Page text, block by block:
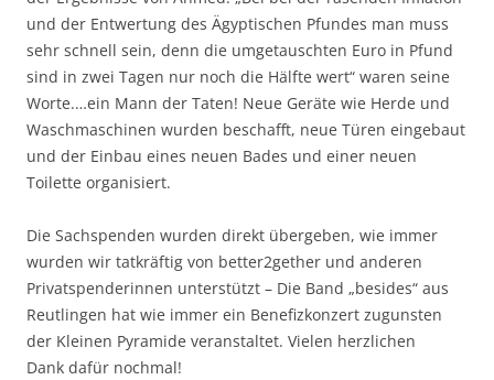
und der Entwertung des Ägyptischen Pfundes man muss
sehr schnell sein, denn die umgetauschten Euro in Pfund
sind in zwei Tagen nur noch die Hälfte wert“ waren seine
Worte.…ein Mann der Taten! Neue Geräte wie Herde und
Waschmaschinen wurden beschafft, neue Türen eingebaut
und der Einbau eines neuen Bades und einer neuen
Toilette organisiert.
Die Sachspenden wurden direkt übergeben, wie immer
wurden wir tatkräftig von better2gether und anderen
Privatspenderinnen unterstützt – Die Band „besides“ aus
Reutlingen hat wie immer ein Benefizkonzert zugunsten
der Kleinen Pyramide veranstaltet. Vielen herzlichen
Dank dafür nochmal!